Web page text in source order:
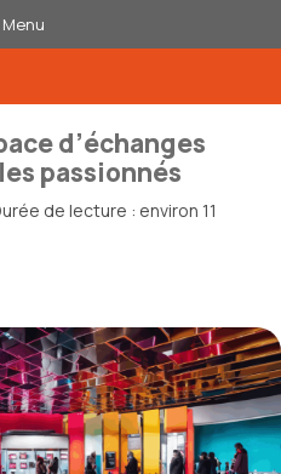
Menu
d’échanges
passionnés
de lecture : environ 11